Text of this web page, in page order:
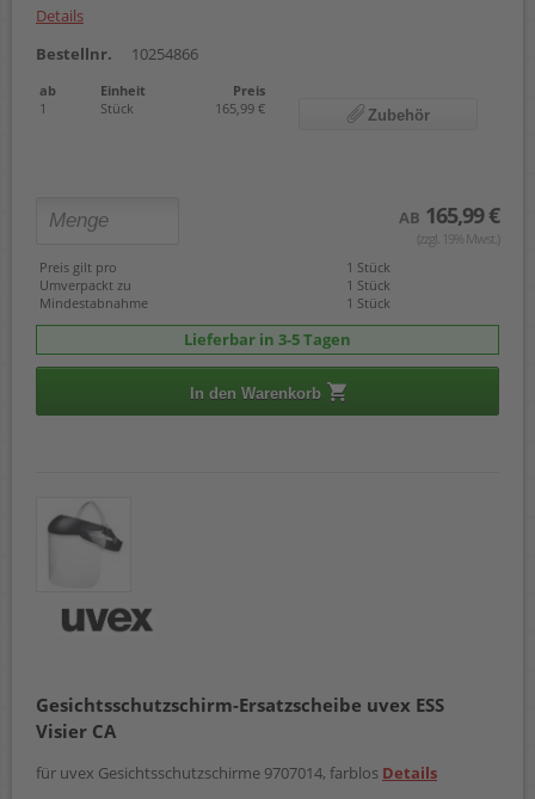
Details
Bestellnr.
10254866
ab Einheit
Preis
1
Stück 165,99 € Zubehör
AB 165,99 €
(zzgl. 19% Mwst.)
Preis gilt pro
1 Stück
Umverpackt zu
1 Stück
Mindestabnahme
1 Stück
Lieferbar in 3-5 Tagen
In den Warenkorb
Gesichtsschutzschirm-Ersatzscheibe uvex ESS
Visier CA
für uvex Gesichtsschutzschirme 9707014, farblos Details